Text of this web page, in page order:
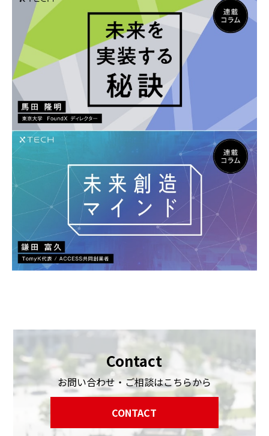
Contact
お問い合わせ・ご相談はこちらから
CONTACT